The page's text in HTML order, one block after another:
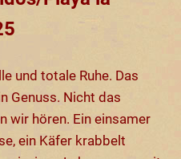
und totale Ruhe. Das
Genuss. Nicht das
wir hören. Ein einsamer
ein Käfer krabbelt